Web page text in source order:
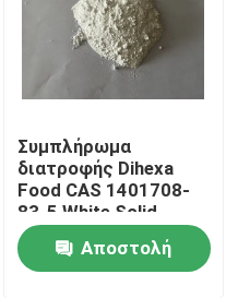
Συμπλήρωμα
διατροφής Dihexa
Food CAS 1401708-
83-5 White Solid
Αποστολή